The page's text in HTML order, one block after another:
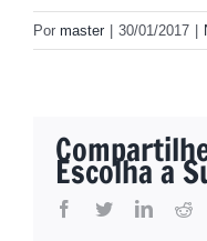
Por master 30/01/2017
Escolha a
facebook
twitterlinkedin